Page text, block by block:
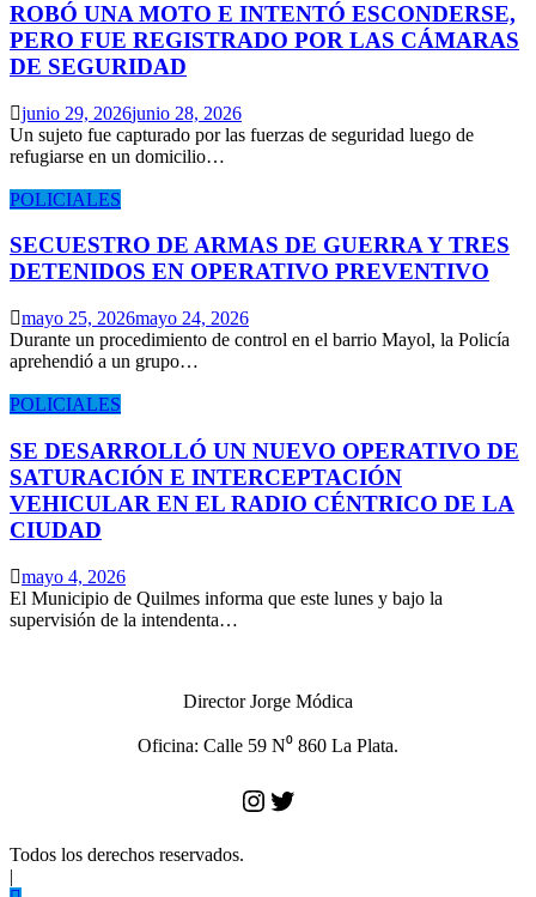
ROBÓ UNA MOTO E INTENTÓ ESCONDERSE,
PERO FUE REGISTRADO POR LAS CÁMARAS
DE SEGURIDAD
junio 29, 2026junio 28, 2026
Un sujeto fue capturado por las fuerzas de seguridad luego de
refugiarse en un domicilio…
POLICIALES
SECUESTRO DE ARMAS DE GUERRA Y TRES
DETENIDOS EN OPERATIVO PREVENTIVO
mayo 25, 2026mayo 24, 2026
Durante un procedimiento de control en el barrio Mayol, la Policía
aprehendió a un grupo…
POLICIALES
SE DESARROLLÓ UN NUEVO OPERATIVO DE
SATURACIÓN E INTERCEPTACIÓN
VEHICULAR EN EL RADIO CÉNTRICO DE LA
CIUDAD
mayo 4, 2026
El Municipio de Quilmes informa que este lunes y bajo la
supervisión de la intendenta…
Director Jorge Módica
Oficina: Calle 59 N⁰ 860 La Plata.
Instagram
Twitter
Todos los derechos reservados.
|